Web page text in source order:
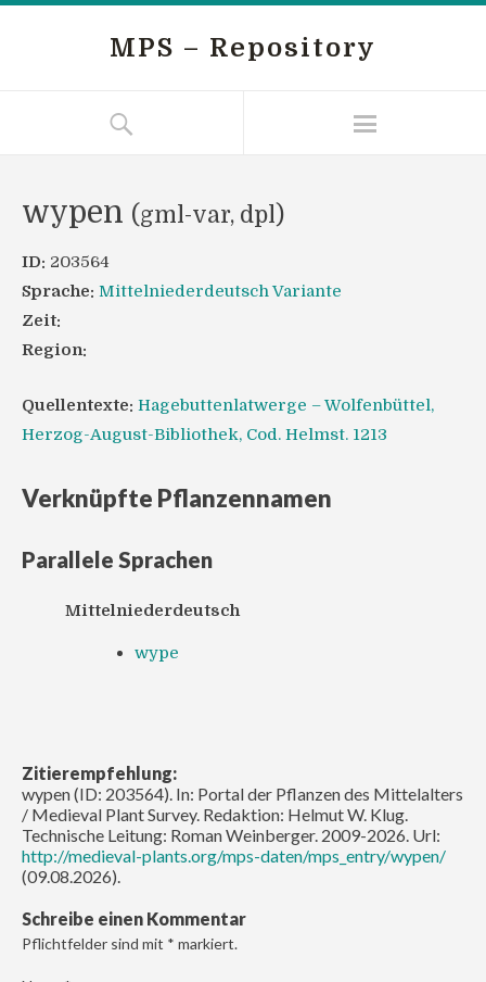
MPS – Repository
wypen (gml-var, dpl)
ID: 203564
Sprache: Mittelniederdeutsch Variante
Zeit:
Region:
Quellentexte: Hagebuttenlatwerge – Wolfenbüttel,
Herzog-August-Bibliothek, Cod. Helmst. 1213
Verknüpfte Pflanzennamen
Parallele Sprachen
Mittelniederdeutsch
wype
Zitierempfehlung:
wypen (ID: 203564). In: Portal der Pflanzen des Mittelalters
/ Medieval Plant Survey. Redaktion: Helmut W. Klug.
Technische Leitung: Roman Weinberger. 2009-2026. Url:
http://medieval-plants.org/mps-daten/mps_entry/wypen/
(09.08.2026).
Schreibe einen Kommentar
Pflichtfelder sind mit * markiert.